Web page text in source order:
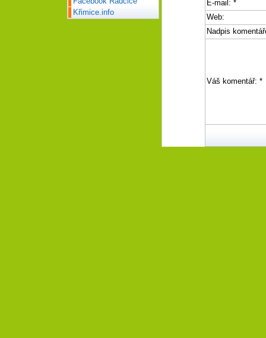
E-mail: *
Web:
Nadpis
Váš komentář: *
Křimice.info